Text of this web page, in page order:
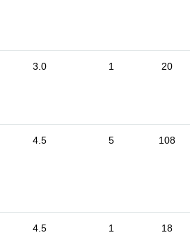
3.0 1 20
4.5 5 108
4.5 1 18